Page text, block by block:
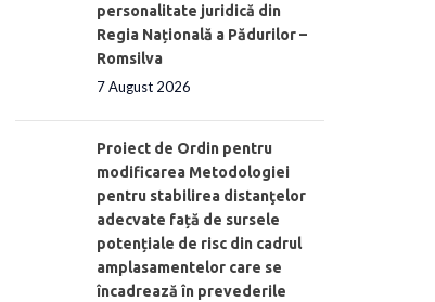
personalitate juridică din
Regia Națională a Pădurilor –
Romsilva
7 August 2026
Proiect de Ordin pentru
modificarea Metodologiei
pentru stabilirea distanţelor
adecvate față de sursele
potențiale de risc din cadrul
amplasamentelor care se
încadrează în prevederile